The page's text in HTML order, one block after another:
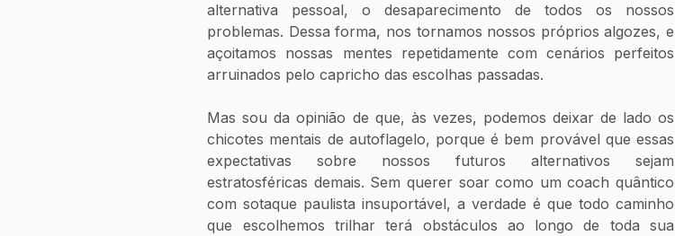
alternativa pessoal, o desaparecimento de todos os nossos
problemas. Dessa forma, nos tornamos nossos próprios algozes, e
açoitamos nossas mentes repetidamente com cenários perfeitos
arruinados pelo capricho das escolhas passadas.
Mas sou da opinião de que, às vezes, podemos deixar de lado os
chicotes mentais de autoflagelo, porque é bem provável que essas
expectativas sobre nossos futuros alternativos sejam
estratosféricas demais. Sem querer soar como um coach quântico
com sotaque paulista insuportável, a verdade é que todo caminho
que escolhemos trilhar terá obstáculos ao longo de toda sua